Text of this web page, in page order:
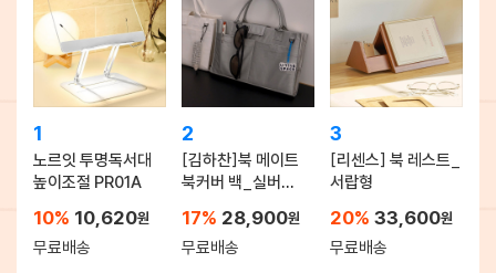
1
노르잇 투명독서대
높이조절 PR01A
10% 10,620원
무료배송
2
[김하찬]북 메이트
북커버 백_실버
17% 28,900원
무료배송
3
[리센스] 북 레스트_
서랍형
20% 33,600원
무료배송